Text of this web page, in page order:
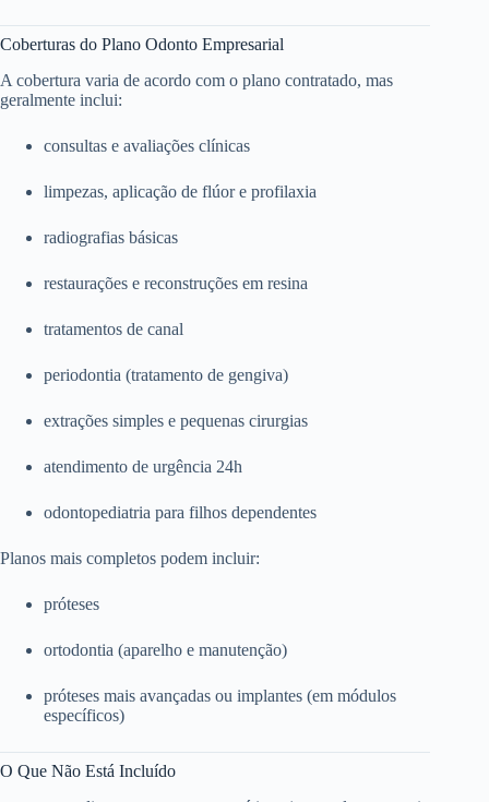
Coberturas do Plano Odonto Empresarial
A cobertura varia de acordo com o plano contratado, mas
geralmente inclui:
consultas e avaliações clínicas
limpezas, aplicação de flúor e profilaxia
radiografias básicas
restaurações e reconstruções em resina
tratamentos de canal
periodontia (tratamento de gengiva)
extrações simples e pequenas cirurgias
atendimento de urgência 24h
odontopediatria para filhos dependentes
Planos mais completos podem incluir:
próteses
ortodontia (aparelho e manutenção)
próteses mais avançadas ou implantes (em módulos
específicos)
O Que Não Está Incluído